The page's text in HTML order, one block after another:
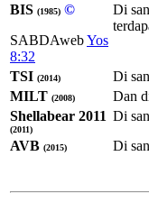
BIS (1985) ©
SABDAwebYos
8:32
Di
TSI (2014)
Di
MILT (2008)
Dan
Shellabear 2011
(2011)
Di
AVB (2015) Di